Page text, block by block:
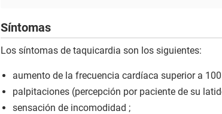
Síntomas
Los síntomas de taquicardia son los siguientes:
aumento de la frecuencia cardíaca superior a
palpitaciones (percepción por paciente de su
sensación de incomodidad ;